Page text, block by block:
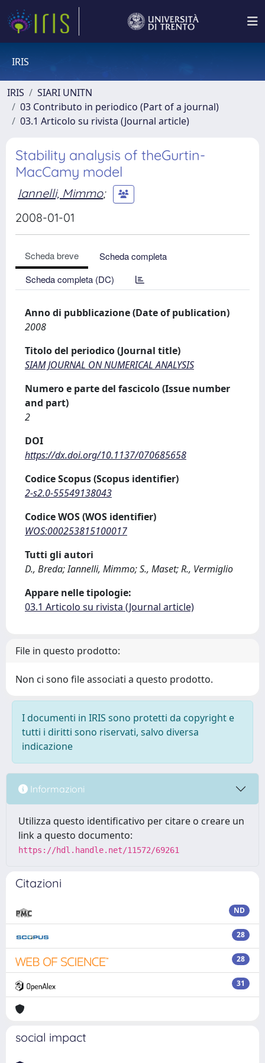
IRIS
IRIS
SIARI UNITN
03 Contributo in periodico (Part of a journal)
03.1 Articolo su rivista (Journal article)
Stability analysis of theGurtin-
MacCamy model
Iannelli, Mimmo;
2008-01-01
Scheda breve
Scheda completa
Scheda completa (DC)
Anno di pubblicazione (Date of publication)
2008
Titolo del periodico (Journal title)
SIAM JOURNAL ON NUMERICAL ANALYSIS
Numero e parte del fascicolo (Issue number
and part)
2
DOI
https://dx.doi.org/10.1137/070685658
Codice Scopus (Scopus identifier)
2-s2.0-55549138043
Codice WOS (WOS identifier)
WOS:000253815100017
Tutti gli autori
D., Breda; Iannelli, Mimmo; S., Maset; R., Vermiglio
Appare nelle tipologie:
03.1 Articolo su rivista (Journal article)
File in questo prodotto:
Non ci sono file associati a questo prodotto.
I documenti in IRIS sono protetti da copyright e
tutti i diritti sono riservati, salvo diversa
indicazione
Informazioni
Utilizza questo identificativo per citare o creare un
link a questo documento:
https://hdl.handle.net/11572/69261
Citazioni
ND
28
28
31
social impact